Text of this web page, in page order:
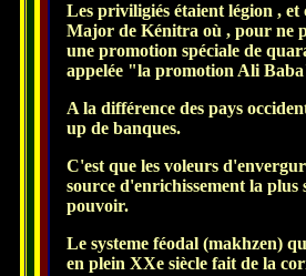
Les priviligiés étaient légion ,
Major de Kénitra où , pour ne
une promotion spéciale de
appelée "la promotion Ali
A la différence des pays
up de banques.
C'est que les voleurs
source d'enrichissement la
pouvoir.
Le systeme féodal (makhzen)
en plein XXe siècle fait de la